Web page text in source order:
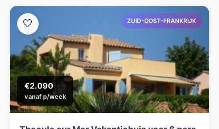
ZUID-OOST-FRANKRIJK
€2.090
vanaf p/week
🤍